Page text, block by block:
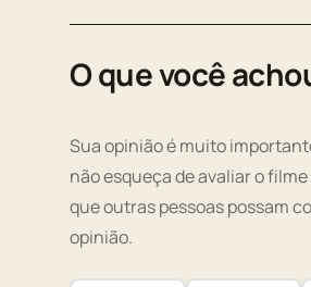
O que você
Sua opinião é muito
não esqueça de avaliar o
que outras pessoas possam
opinião.